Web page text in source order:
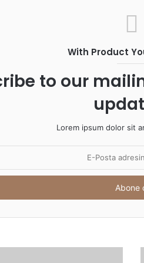
With Product
to our
Lorem ipsum dolor sit